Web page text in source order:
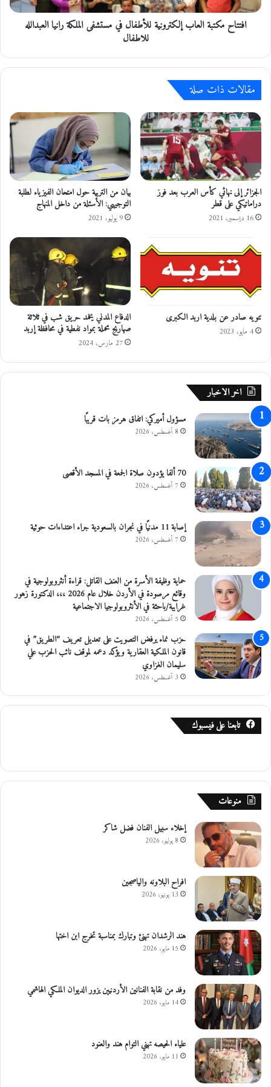
ل
ا
ت
ل
ب
إ
ل
ر
و
ن
ي
ة
أ
ا
ف
ي
ت
ش
ى
ا
ل
م
ل
ك
ة
ر
ا
ن
ي
ا
ل
ع
د
ل
ل
ه
ل
ا
ا
افتتاح مكتبة العاب إلكترونية للأطفال في مستشفى الملكة رانيا العبدالله
للاطفال
مقالات ذات صلة
الجزائر إلى نهائي كأس العرب بعد فوز
دراماتيكي على قطر
16 ديسمبر، 2021
بيان من التربية حول امتحان الفيزياء لطلبة
التوجيهي: الأسئلة من داخل المنهاج
9 يوليو، 2021
تنويه صادر عن بلدية اربد الكبرى
4 مايو، 2023
الدفاع المدني يخمد حريق شب في ثلاثة
صهاريج محملة بمواد نفطية في محافظة إربد
27 مارس، 2024
اخر الاخبار
مسؤول أميركي: اتفاق هرمز بات قريبًا
8 أغسطس، 2026
70 ألفا يؤدون صلاة الجمعة في المسجد الأقصى
7 أغسطس، 2026
إصابة 11 مدنيًا في نجران بالسعودية جراء اعتداءات حوثية
7 أغسطس، 2026
حماية وظيفة الأسرة من العنف القاتل: قراءة أنثروبولوجية في
وقائع مرصودة في الأردن خلال عام 2026 ،،، الدكتورة زهور
غرايبة/باحثة في الأنثروبولوجيا الاجتماعية
5 أغسطس، 2026
حزب نماء يرفض التصويت على تعديل تعريف “الطريق” في
قانون الملكية العقارية ويؤكد دعمه لموقف نائب الحزب علي
سليمان الغزاوي
3 أغسطس، 2026
تابعنا على فيسبوك
منوعات
إخلاء سبيل الفنان فضل شاكر
8 يوليو، 2026
افراح البلاونه والياصجين
13 يونيو، 2026
هند الرشدان تهنئ وتبارك بمناسبة تخرج ابن اختها
15 مايو، 2026
وفد من نقابة الفنانين الأردنيين يزور الديوان الملكي الهاشمي
14 مايو، 2026
علياء الحيصه تهني التوام هند والعنود
11 مايو، 2026